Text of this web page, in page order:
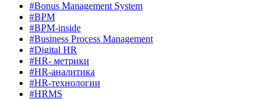
#Bonus Management System
#BPM
#BPM-inside
#Business Process Management
#Digital HR
#HR- метрики
#HR-аналитика
#HR-технологии
#HRMS